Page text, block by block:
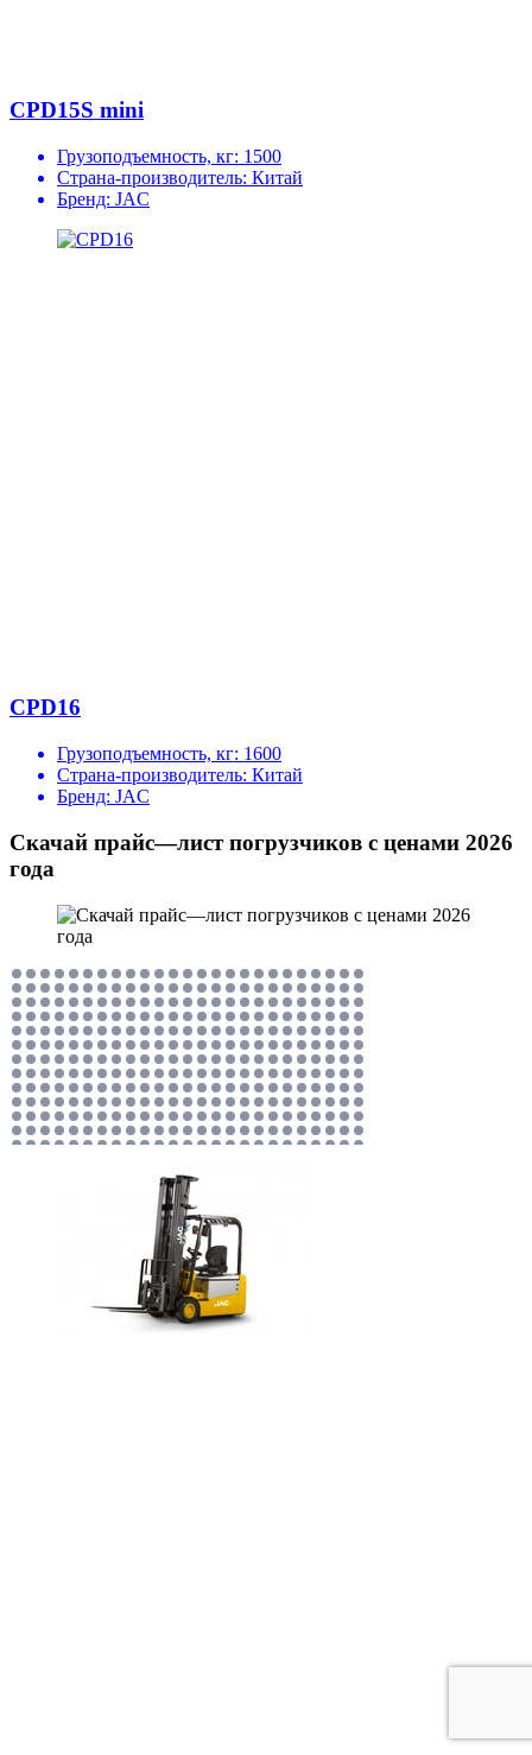
CPD15S mini
Грузоподъемность, кг: 1500
Страна-производитель: Китай
Бренд: JAC
CPD16
Грузоподъемность, кг: 1600
Страна-производитель: Китай
Бренд: JAC
Скачай прайс—лист погрузчиков с ценами 2026
года